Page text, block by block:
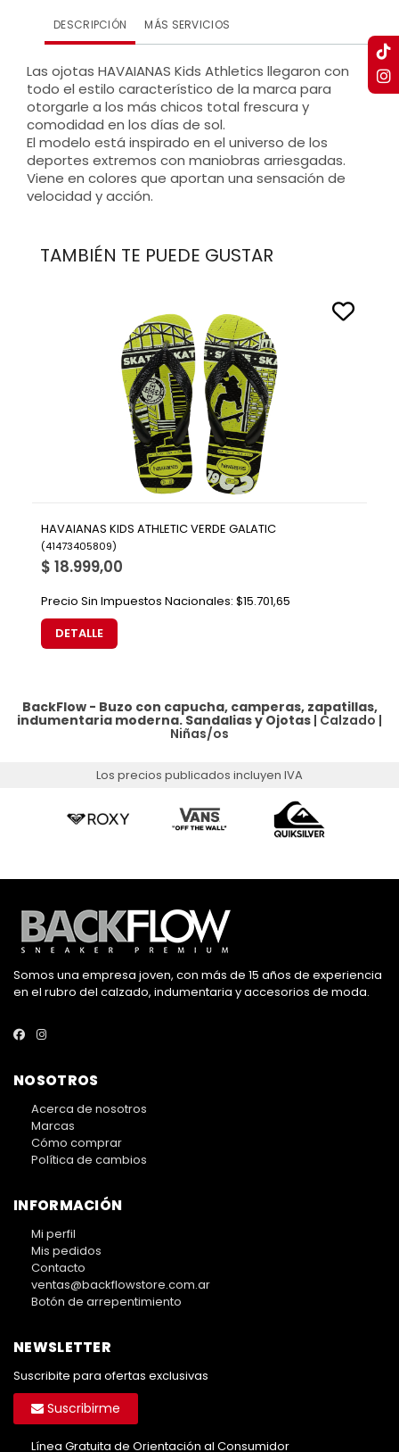
DESCRIPCIÓN MÁS SERVICIOS
Las ojotas HAVAIANAS Kids Athletics llegaron con
todo el estilo característico de la marca para
otorgarle a los más chicos total frescura y
comodidad en los días de sol.
El modelo está inspirado en el universo de los
deportes extremos con maniobras arriesgadas.
Viene en colores que aportan una sensación de
velocidad y acción.
TAMBIÉN TE PUEDE GUSTAR
HAVAIANAS KIDS ATHLETIC VERDE GALATIC
(41473405809)
$ 18.999,00
Precio Sin Impuestos Nacionales: $15.701,65
DETALLE
BackFlow - Buzo con capucha, camperas, zapatillas,
indumentaria moderna.Sandalias y Ojotas | Calzado |
Niñas/os
Los precios publicados incluyen IVA
Somos una empresa joven, con más de 15 años de experiencia
en el rubro del calzado, indumentaria y accesorios de moda.
NOSOTROS
Acerca de nosotros
Marcas
Cómo comprar
Política de cambios
INFORMACIÓN
Mi perfil
Mis pedidos
Contacto
ventas@backflowstore.com.ar
Botón de arrepentimiento
NEWSLETTER
Suscribite para ofertas exclusivas
Suscribirme
Línea Gratuita de Orientación al Consumidor